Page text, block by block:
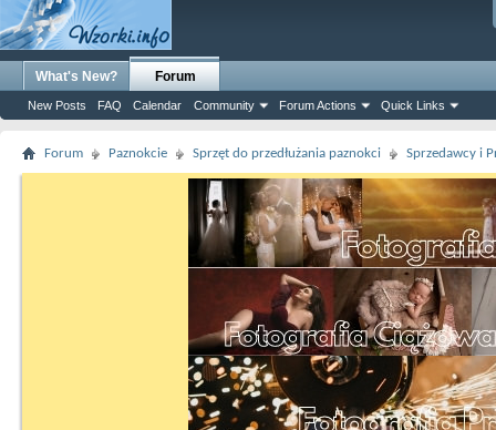
What's New? Forum
New Posts FAQ Calendar Community Forum Actions Quick Links
Forum Paznokcie Sprzęt do przedłużania paznokci Sprzedawcy i